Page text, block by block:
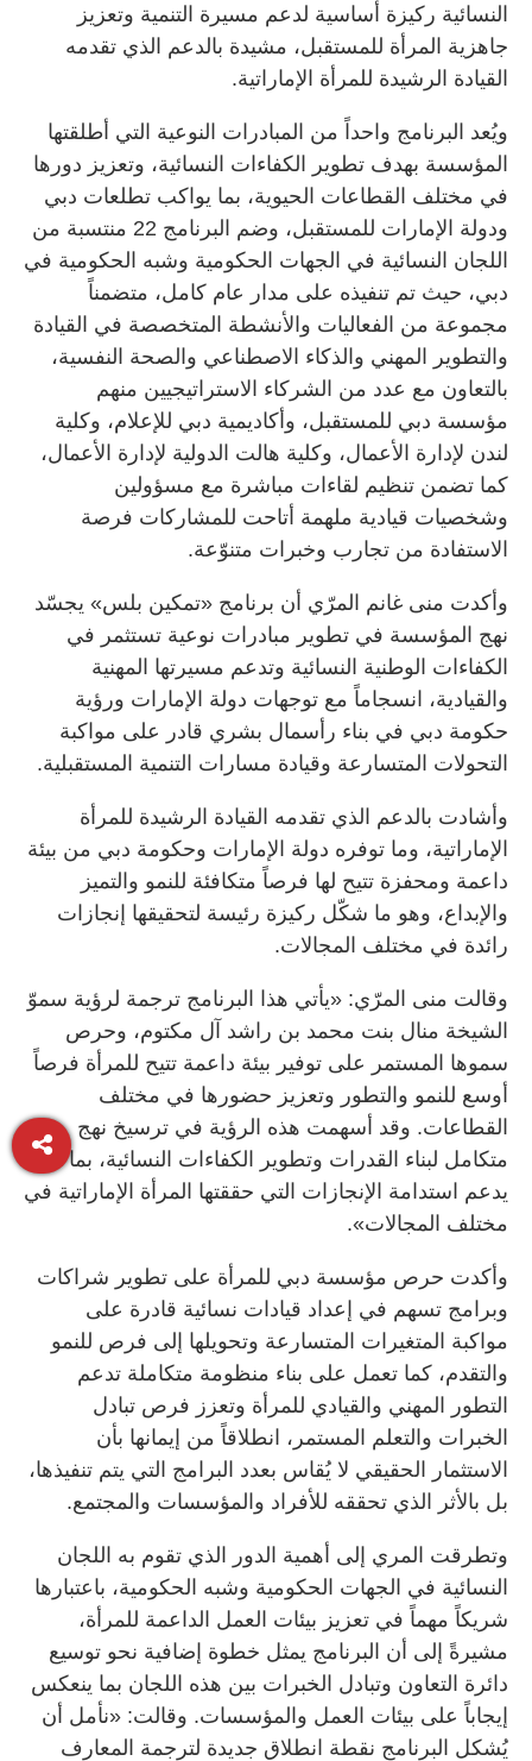
النسائية ركيزة أساسية لدعم مسيرة التنمية وتعزيز
جاهزية المرأة للمستقبل، مشيدة بالدعم الذي تقدمه
القيادة الرشيدة للمرأة الإماراتية.
ويُعد البرنامج واحداً من المبادرات النوعية التي أطلقتها
المؤسسة بهدف تطوير الكفاءات النسائية، وتعزيز دورها
في مختلف القطاعات الحيوية، بما يواكب تطلعات دبي
ودولة الإمارات للمستقبل، وضم البرنامج 22 منتسبة من
اللجان النسائية في الجهات الحكومية وشبه الحكومية في
دبي، حيث تم تنفيذه على مدار عام كامل، متضمناً
مجموعة من الفعاليات والأنشطة المتخصصة في القيادة
والتطوير المهني والذكاء الاصطناعي والصحة النفسية،
بالتعاون مع عدد من الشركاء الاستراتيجيين منهم
مؤسسة دبي للمستقبل، وأكاديمية دبي للإعلام، وكلية
لندن لإدارة الأعمال، وكلية هالت الدولية لإدارة الأعمال،
كما تضمن تنظيم لقاءات مباشرة مع مسؤولين
وشخصيات قيادية ملهمة أتاحت للمشاركات فرصة
الاستفادة من تجارب وخبرات متنوّعة.
وأكدت منى غانم المرّي أن برنامج «تمكين بلس» يجسّد
نهج المؤسسة في تطوير مبادرات نوعية تستثمر في
الكفاءات الوطنية النسائية وتدعم مسيرتها المهنية
والقيادية، انسجاماً مع توجهات دولة الإمارات ورؤية
حكومة دبي في بناء رأسمال بشري قادر على مواكبة
التحولات المتسارعة وقيادة مسارات التنمية المستقبلية.
وأشادت بالدعم الذي تقدمه القيادة الرشيدة للمرأة
الإماراتية، وما توفره دولة الإمارات وحكومة دبي من بيئة
داعمة ومحفزة تتيح لها فرصاً متكافئة للنمو والتميز
والإبداع، وهو ما شكّل ركيزة رئيسة لتحقيقها إنجازات
رائدة في مختلف المجالات.
وقالت منى المرّي: «يأتي هذا البرنامج ترجمة لرؤية سموّ
الشيخة منال بنت محمد بن راشد آل مكتوم، وحرص
سموها المستمر على توفير بيئة داعمة تتيح للمرأة فرصاً
أوسع للنمو والتطور وتعزيز حضورها في مختلف
القطاعات. وقد أسهمت هذه الرؤية في ترسيخ نهج
متكامل لبناء القدرات وتطوير الكفاءات النسائية، بما
يدعم استدامة الإنجازات التي حققتها المرأة الإماراتية في
مختلف المجالات».
وأكدت حرص مؤسسة دبي للمرأة على تطوير شراكات
وبرامج تسهم في إعداد قيادات نسائية قادرة على
مواكبة المتغيرات المتسارعة وتحويلها إلى فرص للنمو
والتقدم، كما تعمل على بناء منظومة متكاملة تدعم
التطور المهني والقيادي للمرأة وتعزز فرص تبادل
الخبرات والتعلم المستمر، انطلاقاً من إيمانها بأن
الاستثمار الحقيقي لا يُقاس بعدد البرامج التي يتم تنفيذها،
بل بالأثر الذي تحققه للأفراد والمؤسسات والمجتمع.
وتطرقت المري إلى أهمية الدور الذي تقوم به اللجان
النسائية في الجهات الحكومية وشبه الحكومية، باعتبارها
شريكاً مهماً في تعزيز بيئات العمل الداعمة للمرأة،
مشيرةً إلى أن البرنامج يمثل خطوة إضافية نحو توسيع
دائرة التعاون وتبادل الخبرات بين هذه اللجان بما ينعكس
إيجاباً على بيئات العمل والمؤسسات. وقالت: «نأمل أن
يُشكل البرنامج نقطة انطلاق جديدة لترجمة المعارف